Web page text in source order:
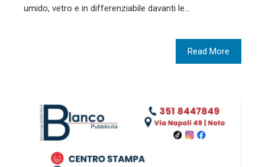
umido, vetro e in differenziabile davanti le…
Read More